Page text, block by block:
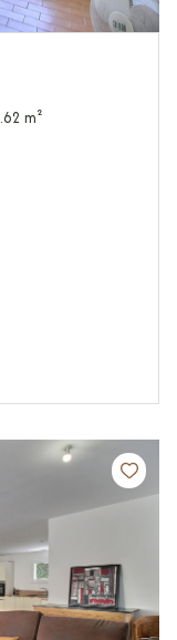
Appartement 1 pièce(s) 21.62 m²